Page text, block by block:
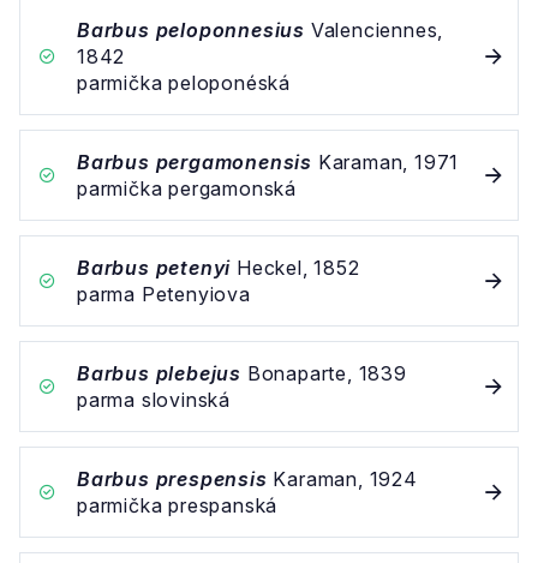
Barbus peloponnesius Valenciennes,
1842
parmička peloponéská
Barbus pergamonensis Karaman, 1971
parmička pergamonská
Barbus petenyi Heckel, 1852
parma Petenyiova
Barbus plebejus Bonaparte, 1839
parma slovinská
Barbus prespensis Karaman, 1924
parmička prespanská